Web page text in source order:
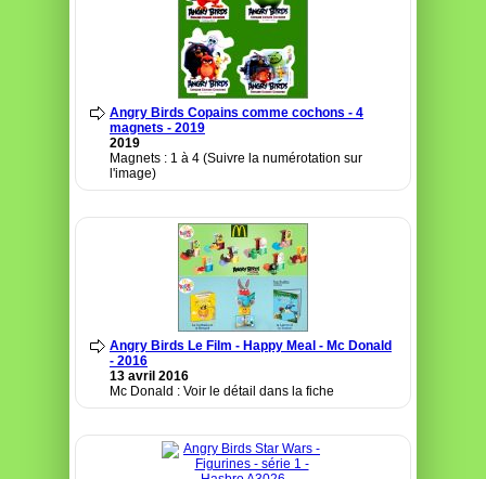
Angry Birds Copains comme cochons - 4
magnets - 2019
2019
Magnets : 1 à 4 (Suivre la numérotation sur
l'image)
Angry Birds Le Film - Happy Meal - Mc Donald
- 2016
13 avril 2016
Mc Donald : Voir le détail dans la fiche